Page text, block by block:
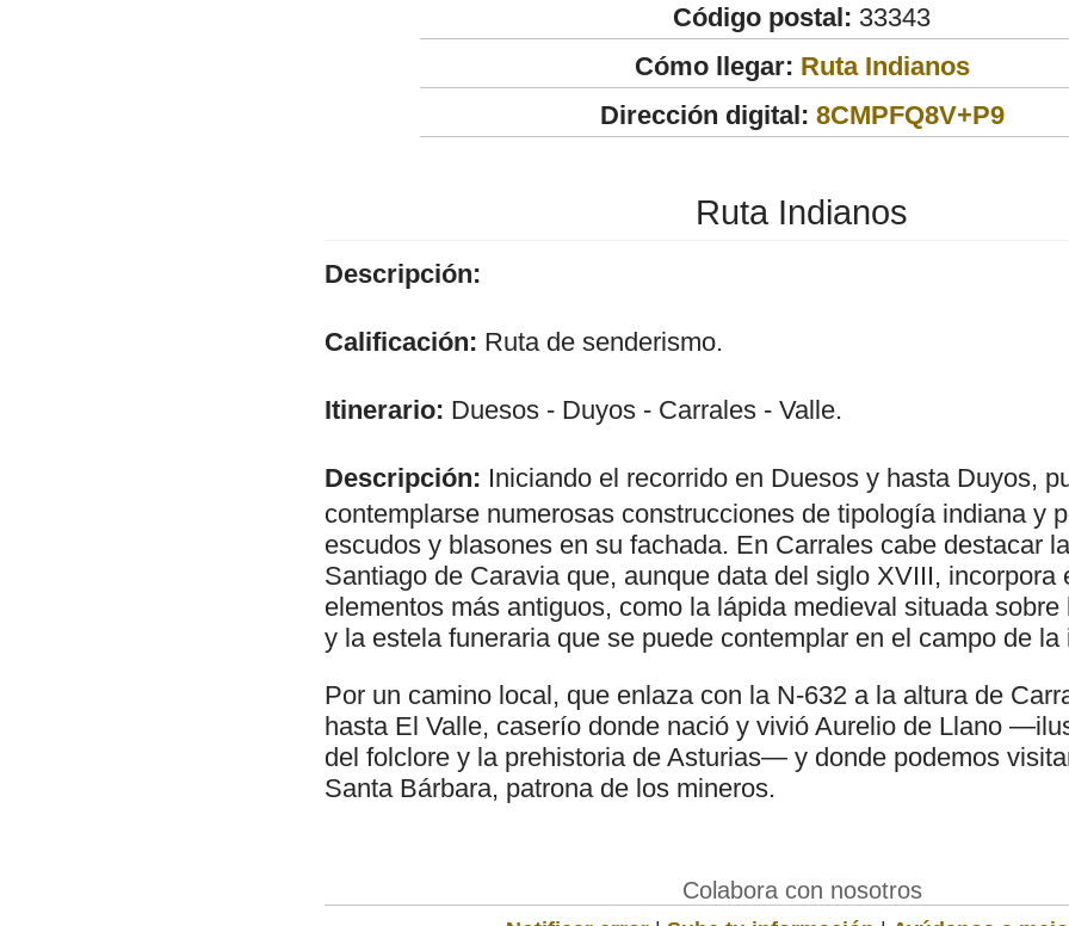
Código postal: 33343
Cómo llegar: Ruta Indianos
Dirección digital: 8CMPFQ8V+P9
Ruta Indianos
Descripción:
Calificación: Ruta de senderismo.
Itinerario: Duesos - Duyos - Carrales - Valle.
Descripción: Iniciando el recorrido en Duesos y hasta Duyos,
contemplarse numerosas construcciones de tipología indiana y
escudos y blasones en su fachada. En Carrales cabe destacar
Santiago de Caravia que, aunque data del siglo XVIII, incorpora
elementos más antiguos, como la lápida medieval situada
y la estela funeraria que se puede contemplar en el campo de la
Por un camino local, que enlaza con la N-632 a la altura de
hasta El Valle, caserío donde nació y vivió Aurelio de Llano
del folclore y la prehistoria de Asturias— y donde podemos
Santa Bárbara, patrona de los mineros.
Colabora con nosotros